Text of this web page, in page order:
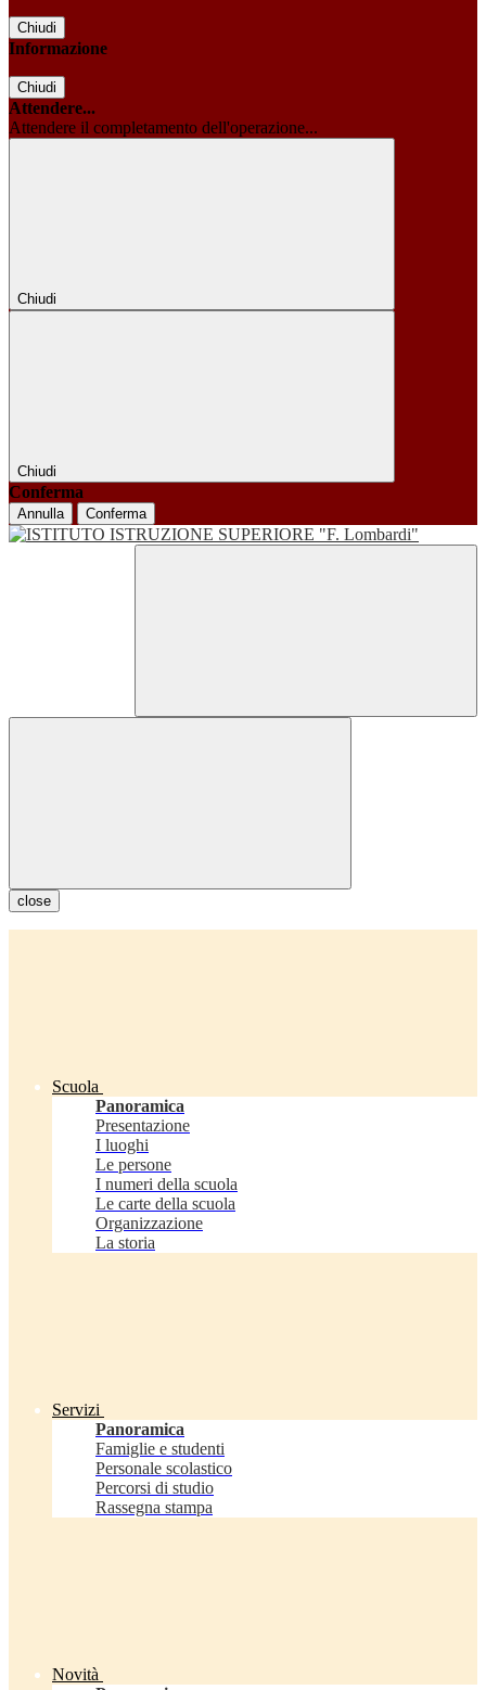
Chiudi
Informazione
Chiudi
Attendere...
Attendere il completamento dell'operazione...
Chiudi
Chiudi
Conferma
Annulla Conferma
close
Scuola
Panoramica
Presentazione
I luoghi
Le persone
I numeri della scuola
Le carte della scuola
Organizzazione
La storia
Servizi
Panoramica
Famiglie e studenti
Personale scolastico
Percorsi di studio
Rassegna stampa
Novità